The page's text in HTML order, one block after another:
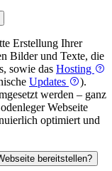
Erstellung Ihrer
Bilder und Texte, die
sowie das Hosting
Updates
).
werden – ganz
Webseite
optimiert und
bereitstellen?